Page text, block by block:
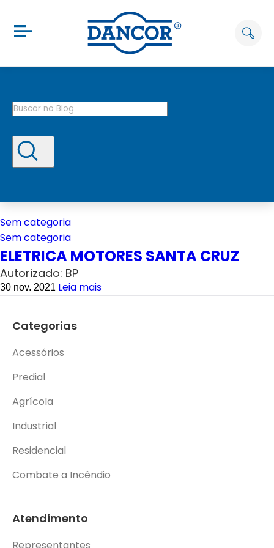
Sem categoria
Sem categoria
ELETRICA MOTORES SANTA CRUZ
Autorizado: BP
30 nov. 2021 Leia mais
Categorias
Acessórios
Predial
Agrícola
Industrial
Residencial
Combate a Incêndio
Atendimento